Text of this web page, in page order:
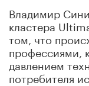
Владимир
кластера
том, что
профессиями,
давлением
потребителя